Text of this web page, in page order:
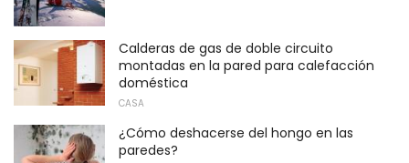
Calderas de gas de doble circuito
montadas en la pared para calefacción
doméstica
CASA
¿Cómo deshacerse del hongo en las
paredes?